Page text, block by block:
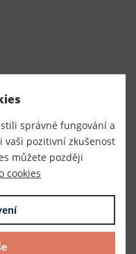
správné fungování a
vaši pozitivní zkušenost
můžete později
cookies